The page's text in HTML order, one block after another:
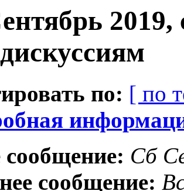
по: [ по
Сб
сообщение: